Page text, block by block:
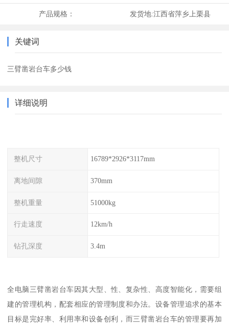
产品规格： 发货地:江西省萍乡上栗县
关键词
三臂凿岩台车多少钱
详细说明
整机尺寸 16789*2926*3117mm
离地间隙 370mm
整机重量 51000kg
行走速度 12km/h
钻孔深度 3.4m
全电脑三臂凿岩台车因其大型、性、复杂性、高度智能化，需要组
建的管理机构，配套相应的管理制度和办法。设备管理追求的基本
目标是完好率、利用率和设备创利，而三臂凿岩台车的管理要再加